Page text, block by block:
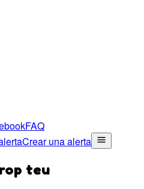
FAQ
Crear una alerta
teu